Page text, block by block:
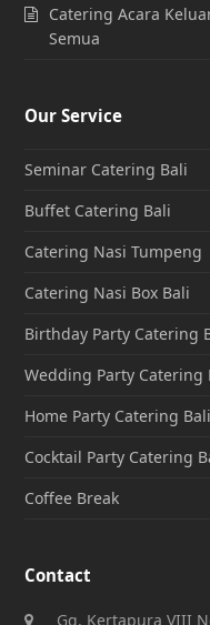
Catering Acara
Semua
Our Service
Seminar Catering Bali
Buffet Catering Bali
Catering Nasi Tumpeng
Catering Nasi Box Bali
Birthday Party Catering
Wedding Party Catering
Home Party Catering Bali
Cocktail Party Catering
Coffee Break
Contact
Gg. Kertapura VIII